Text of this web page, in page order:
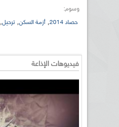
وسوم:
حصاد 2014
, أزمة السكن, ترحيل,
فيديوهات الإذاعة